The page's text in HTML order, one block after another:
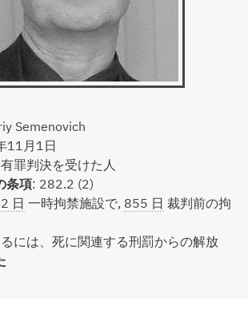
Semenovich
11月1日
有罪判決を受けた人
条項: 282.2 (2)
2 日 一時拘禁施設で, 855 日 裁判前の拘
には、死に関連する刑罰からの解放